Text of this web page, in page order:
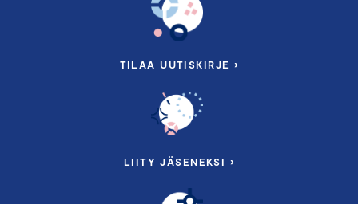
TILAA UUTISKIRJE ›
LIITY JÄSENEKSI ›